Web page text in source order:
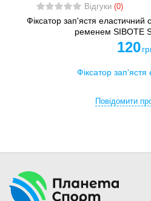
Відгуки(0)
Фіксатор зап'ястя еластичний
ременем SIBOTE
120
Повідомити